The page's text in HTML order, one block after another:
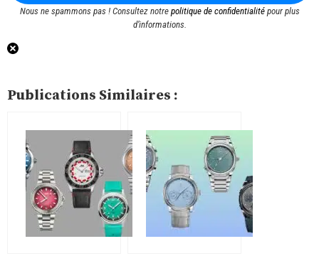
Nous ne spammons pas ! Consultez notre politique de confidentialitépour plus
d’informations.
Publications Similaires :